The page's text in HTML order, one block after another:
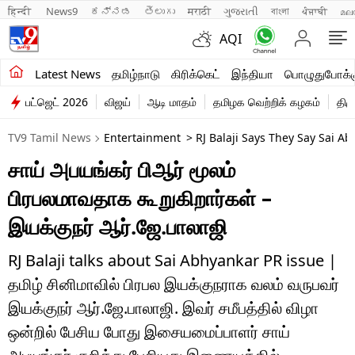
हिन्दी News9 ಕನ್ನಡ తెలుగు मराठी ગુજરાતી বাংলা ਪੰਜਾਬੀ
AQI
Latest News தமிழ்நாடு கிரிக்கெட் இந்தியா
சமீபத்திய செய்திகள்
தமிழ்நாடு
இந்தியா
உலகம்
விளையாட்டு
பொழுதுபோக்கு
லைஃப்ஸ்டைல்
வணிகம்
பட்ஜெட் 2026 விஜய் ஆடி மாதம் தமிழக வெற்றிக் கழகம்
TV9 Tamil News Entertainment > RJ Balaji Says They Say Sai
சாய் அபயங்கர் பிஆர் மூலம்
பிரபலமாவதாக கூறுகிறார்கள் –
இயக்குநர் ஆர்.ஜே.பாலாஜி
RJ Balaji talks about Sai Abhyankar PR issue |
தமிழ் சினிமாவில் பிரபல இயக்குநராக வலம் வருபவர்
இயக்குநர் ஆர்.ஜே.பாலாஜி. இவர் சமீபத்தில் விழா
ஒன்றில் பேசிய போது இசையமைப்பாளர் சாய்